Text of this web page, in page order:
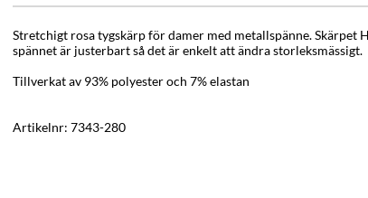
Stretchigt rosa tygskärp för damer med metallspänne. Skärpet
spännet är justerbart så det är enkelt att ändra storleksmässigt.
Tillverkat av 93% polyester och 7% elastan
Artikelnr: 7343-280